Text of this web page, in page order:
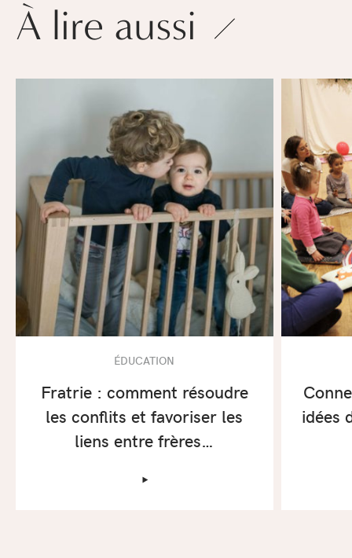
À lire aussi
ÉDUCATION
Fratrie : comment résoudre
les conflits et favoriser les
liens entre frères…
‣
idées